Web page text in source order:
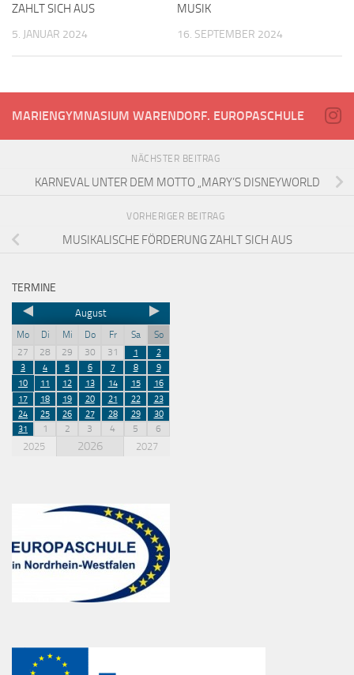
ZAHLT SICH AUS
5. JANUAR 2024
MUSIK
16. SEPTEMBER 2024
MARIENGYMNASIUM WARENDORF. EUROPASCHULE
NÄCHSTER BEITRAG
KARNEVAL UNTER DEM MOTTO „MARY’S DISNEYWORLD
VORHERIGER BEITRAG
MUSIKALISCHE FÖRDERUNG ZAHLT SICH AUS
TERMINE
August
Mo Di Mi Do Fr Sa
So
27
28 29 30 31 1
2
3
4 5 6 7 8
9
10
11 12 13 14 15
16
17
18 19 20 21 22
23
24
25 26 27 28 29
30
31
1 2 3 4 5 6
2025 2026 2027